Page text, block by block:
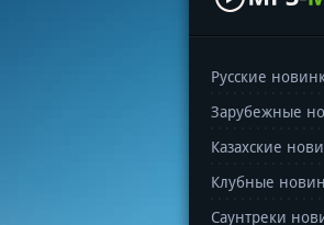
Русские
Зарубежные
Казахские
Клубные
Саунтреки